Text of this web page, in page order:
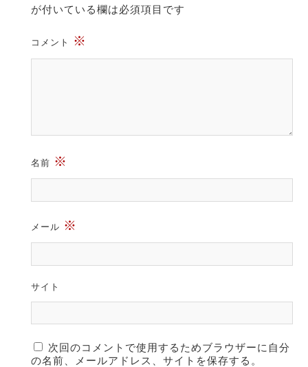
が付いている欄は必須項目です
コメント ※
名前 ※
メール ※
サイト
次回のコメントで使用するためブラウザーに自分
の名前、メールアドレス、サイトを保存する。